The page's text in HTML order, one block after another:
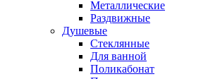
Металлические
Раздвижные
Душевые
Стеклянные
Для ванной
Поликабонат